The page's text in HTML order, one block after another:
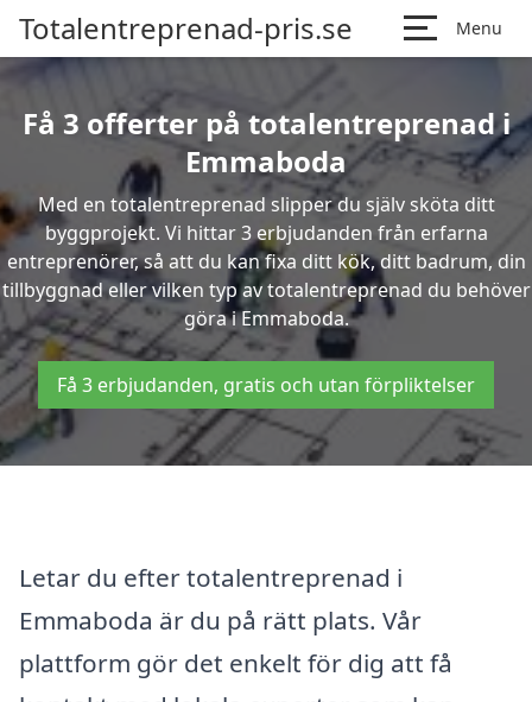
Totalentreprenad-pris.se Menu
Få 3 offerter på totalentreprenad i
Emmaboda
Med en totalentreprenad slipper du själv sköta ditt
byggprojekt. Vi hittar 3 erbjudanden från erfarna
entreprenörer, så att du kan fixa ditt kök, ditt badrum, din
tillbyggnad eller vilken typ av totalentreprenad du behöver
göra i Emmaboda.
Få 3 erbjudanden, gratis och utan förpliktelser
Letar du efter totalentreprenad i
Emmaboda är du på rätt plats. Vår
plattform gör det enkelt för dig att få